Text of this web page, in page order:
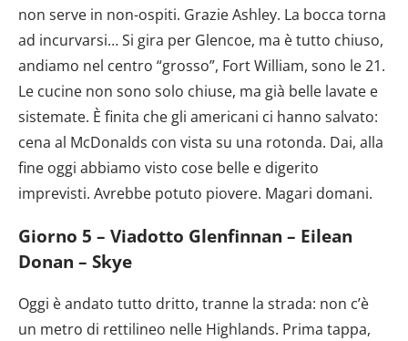
non serve in non-ospiti. Grazie Ashley. La bocca torna
ad incurvarsi… Si gira per Glencoe, ma è tutto chiuso,
andiamo nel centro “grosso”, Fort William, sono le 21.
Le cucine non sono solo chiuse, ma già belle lavate e
sistemate. È finita che gli americani ci hanno salvato:
cena al McDonalds con vista su una rotonda. Dai, alla
fine oggi abbiamo visto cose belle e digerito
imprevisti. Avrebbe potuto piovere. Magari domani.
Giorno 5 – Viadotto Glenfinnan – Eilean
Donan – Skye
Oggi è andato tutto dritto, tranne la strada: non c’è
un metro di rettilineo nelle Highlands. Prima tappa,